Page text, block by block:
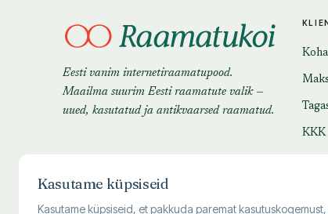
Eesti vanim internetiraamatupood.
Maailma suurim Eesti raamatute valik —
uued, kasutatud ja antikvaarsed raamatud.
KKK
Kasutame küpsiseid
Kasutame küpsiseid, et pakkuda paremat